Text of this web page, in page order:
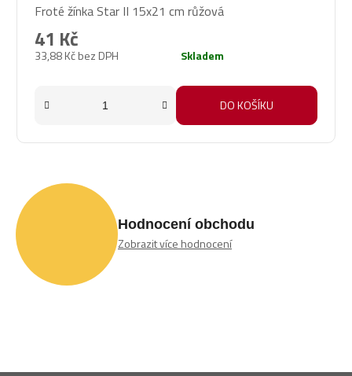
hodnocení
produktu
je
5,0
Froté žínka Star II 15x21 cm růžová
33,88 Kč bez DPH
41 Kč
Skladem
DO KOŠÍKU
Hodnocení obchodu
Zobrazit více hodnocení